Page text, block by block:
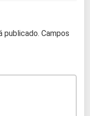
publicado. Campos